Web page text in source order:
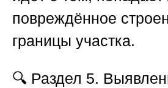
повреждённое
границы участка.
🔍 Раздел 5.